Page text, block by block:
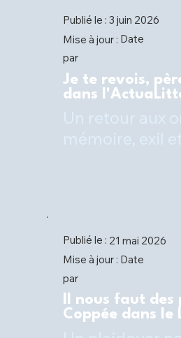
Publié le :3 juin 2026
Mise à jour : Date
par
Je te revois,
dans
Publié le : 21 mai 2026
Mise à jour : Date
par
Il nous faut des
Coppée dans le